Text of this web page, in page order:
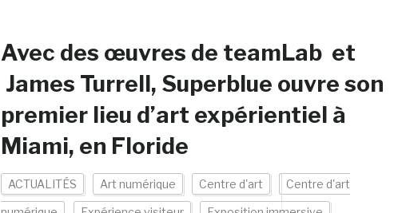
Avec des œuvres de teamLab et
James Turrell, Superblue ouvre son
premier lieu d’art expérientiel à
Miami, en Floride
ACTUALITÉS Art numérique Centre d'art Centre d'art